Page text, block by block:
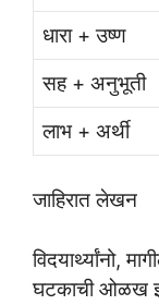
धारा + उष्ण
सह + अनुभूती
लाभ + अर्थी
जाहिरात लेखन
विदयार्थ्यांनो,
घटकाची ओळख